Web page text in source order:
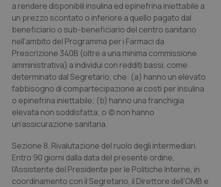
a rendere disponibili insulina ed epinefrina iniettabile a
un prezzo scontato o inferiore a quello pagato dal
beneficiario o sub-beneficiario del centro sanitario
nell’ambito del Programma per i Farmaci da
Prescrizione 340B (oltre a una minima commissione
amministrativa) a individui con redditi bassi, come
determinato dal Segretario, che: (a) hanno un elevato
fabbisogno di compartecipazione ai costi per insulina
o epinefrina iniettabile; (b) hanno una franchigia
elevata non soddisfatta; o (c) non hanno
un’assicurazione sanitaria.
Sezione 8. Rivalutazione del ruolo degli intermediari.
Entro 90 giorni dalla data del presente ordine,
l’Assistente del Presidente per le Politiche Interne, in
coordinamento con il Segretario, il Direttore dell’OMB e
Necessari Statistici Marketing
I cookie necessari contribuiscono a rendere fruibile il
sito web abilitandone funzionalità di base quali la
navigazione sulle pagine e l'accesso alle aree
protette del sito. Il sito web non è in grado di
funzionare correttamente senza questi cookie.
Nome
.youtube.com